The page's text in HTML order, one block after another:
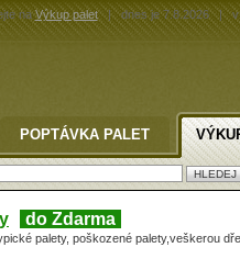
naVýkup palet | dnes je 7.8.2026 | v
POPTÁVKA PALET
do Zdarma
palety, poškozené palety,veškerou